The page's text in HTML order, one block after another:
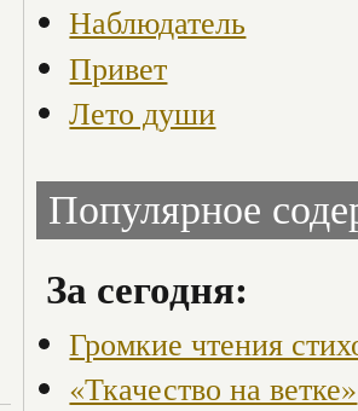
Наблюдатель
Привет
Лето души
Популярное
За сегодня:
Громкие чтения
«Ткачество на ветке»